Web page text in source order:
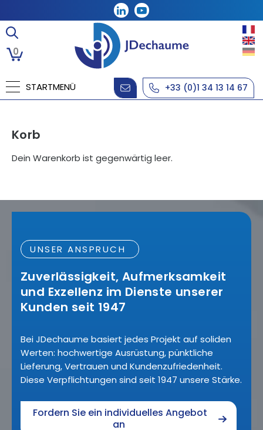
+33 (0)1 34 13 14 67
0
STARTMENÜ
Korb
Dein Warenkorb ist gegenwärtig leer.
UNSER ANSPRUCH
Zuverlässigkeit, Aufmerksamkeit
und Exzellenz im Dienste unserer
Kunden seit 1947
Bei JDechaume basiert jedes Projekt auf soliden
Werten: hochwertige Ausrüstung, pünktliche
Lieferung, Vertrauen und Kundenzufriedenheit.
Diese Verpflichtungen sind seit 1947 unsere Stärke.
Fordern Sie ein individuelles Angebot
an